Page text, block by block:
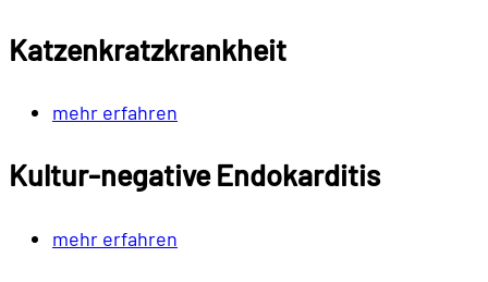
Katzenkratz­krankheit
mehr erfahren
Kultur-negative Endokarditis
mehr erfahren